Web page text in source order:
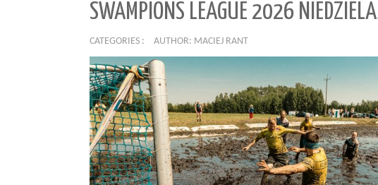
SWAMPIONS LEAGUE 2026
CATEGORIES : AUTHOR: MACIEJ RANT